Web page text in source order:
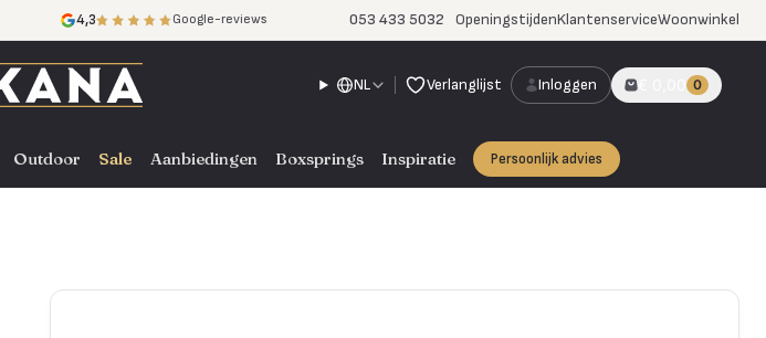
4,3 Google-reviews 053 433 5032 OpeningstijdenKlantenserviceWoonwinkel
NL Verlanglijst Inloggen € 0,00 0
Outdoor Sale Aanbiedingen Boxsprings Inspiratie Persoonlijk advies